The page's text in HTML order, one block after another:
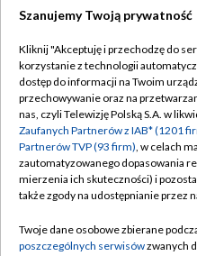
Szanujemy Twoją prywatność
Kliknij "Akceptuję i przechodzę do
korzystanie z technologii
dostęp do informacji na Twoim
przechowywanie oraz na
nas, czyli Telewizję Polską S.A. w
Zaufanych Partnerów z IAB* (1201
Partnerów TVP (93 firm), w celach
zautomatyzowanego dopasowania
mierzenia ich skuteczności) i
także zgody na udostępnianie przez
Twoje dane osobowe zbierane
poszczególnych serwisówzwanych